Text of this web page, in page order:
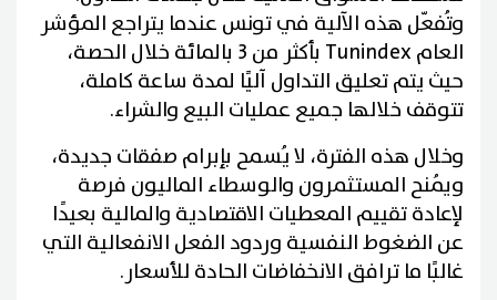
وتُفعّل هذه الآلية في تونس عندما يتراجع المؤشر
العام Tunindex بأكثر من 3 بالمائة خلال الحصة،
حيث يتم تعليق التداول آليًا لمدة ساعة كاملة،
تتوقف خلالها جميع عمليات البيع والشراء.
وخلال هذه الفترة، لا يُسمح بإبرام صفقات جديدة،
ويُمنح المستثمرون والوسطاء الماليون فرصة
لإعادة تقييم المعطيات الاقتصادية والمالية بعيدًا
عن الضغوط النفسية وردود الفعل الانفعالية التي
غالبًا ما ترافق الانخفاضات الحادة للأسعار.